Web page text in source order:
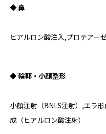
◆ 鼻
ヒアルロン酸注入,プロテアー
◆ 輪郭・小顔整形
小顔注射（BNLS注射）,エラ
成（ヒアルロン酸注射）